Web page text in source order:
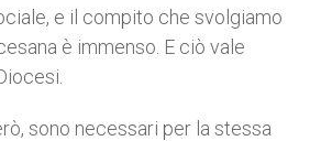
e il compito che svolgiamo
è immenso. E ciò vale
sono necessari per la stessa